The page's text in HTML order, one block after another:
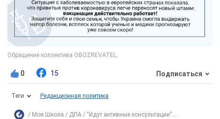
0 15 Подписаться
Теги Редакционная политика
Моя Школа ДПА "Идут активные консультации":...